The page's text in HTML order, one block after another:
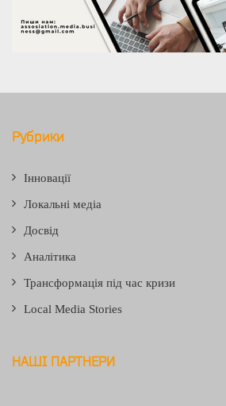
Рубрики
Інновації
Локальні медіа
Досвід
Аналітика
Трансформація під час кризи
Local Media Stories
НАШІ ПАРТНЕРИ